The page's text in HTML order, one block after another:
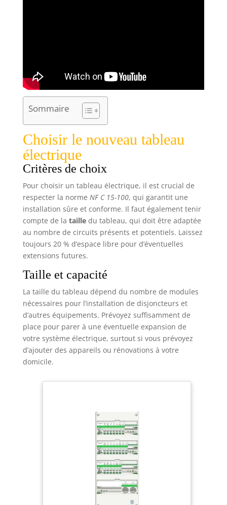
Sommaire
Choisir le nouveau tableau
électrique
Critères de choix
Pour choisir un tableau électrique, il est crucial de
respecter la norme NF C 15-100, qui garantit une
installation sûre et conforme. Il faut également tenir
compte de la tailledu tableau, qui doit être adaptée
au nombre de circuits présents et potentiels. Laissez
toujours 20 % d’espace libre pour d’éventuelles
extensions futures.
Taille et capacité
La taille du tableau dépend du nombre de modules
nécessaires pour l’installation de disjoncteurs et
d’autres équipements. Prévoyez suffisamment de
place pour parer à une éventuelle expansion de
votre système électrique, surtout si vous prévoyez
d’ajouter des appareils ou rénovations à votre
domicile.